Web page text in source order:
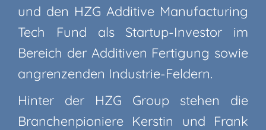
und den HZG Additive Manufacturing
Tech Fund als Startup-Investor im
Bereich der Additiven Fertigung sowie
angrenzenden Industrie-Feldern.
Hinter der HZG Group stehen die
Branchenpioniere Kerstin und Frank